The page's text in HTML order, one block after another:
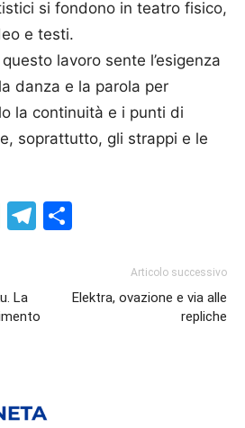
si fondono in teatro fisico,
e testi.
lavoro sente l’esigenza
danza e la parola per
la continuità e i punti di
soprattutto, gli strappi e le
WhatsApp
Telegram
La
Articolo successivo
Elektra, ovazione e via alle
repliche